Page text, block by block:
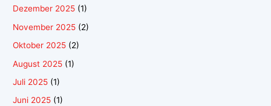
Dezember 2025 (1)
November 2025 (2)
Oktober 2025 (2)
August 2025 (1)
Juli 2025 (1)
Juni 2025 (1)